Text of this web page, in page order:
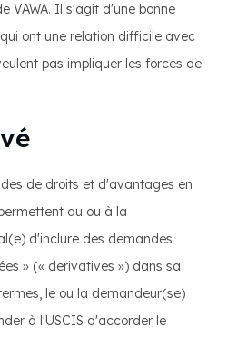
VAWA. Il s'agit d'une bonne
ont une relation difficile avec
pas impliquer les forces de
de droits et d'avantages en
au ou à la
d'inclure des demandes
» (« derivatives ») dans sa
le ou la demandeur(se)
à l'USCIS d'accorder le